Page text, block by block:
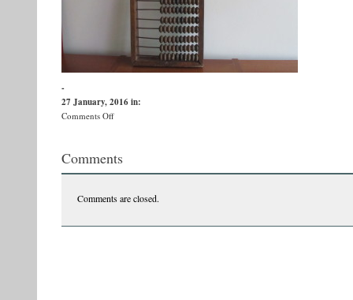
-
27 January, 2016in:
Comments Offon
Abacul
lui
Comments
Comments are closed.